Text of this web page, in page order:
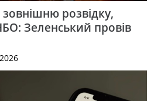
розвідку,
Зеленський провів